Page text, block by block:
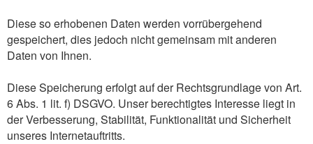
Diese so erhobenen Daten werden vorrübergehend
gespeichert, dies jedoch nicht gemeinsam mit anderen
Daten von Ihnen.
Diese Speicherung erfolgt auf der Rechtsgrundlage von Art.
6 Abs. 1 lit. f) DSGVO. Unser berechtigtes Interesse liegt in
der Verbesserung, Stabilität, Funktionalität und Sicherheit
unseres Internetauftritts.